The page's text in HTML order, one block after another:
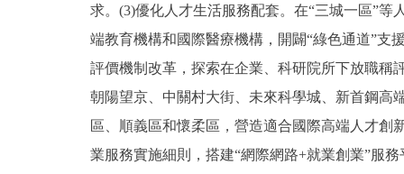
求。(3)優化人才生活服務配套。在“三城一區”
端教育機構和國際醫療機構，開闢“綠色通道”支
評價機制改革，探索在企業、科研院所下放職稱
朝陽望京、中關村大街、未來科學城、新首鋼高
區、順義區和懷柔區，營造適合國際高端人才創
業服務實施細則，搭建“網際網路+就業創業”服